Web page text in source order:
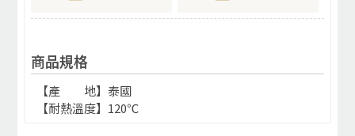
商品規格
【產 地】泰國
【耐熱溫度】120℃